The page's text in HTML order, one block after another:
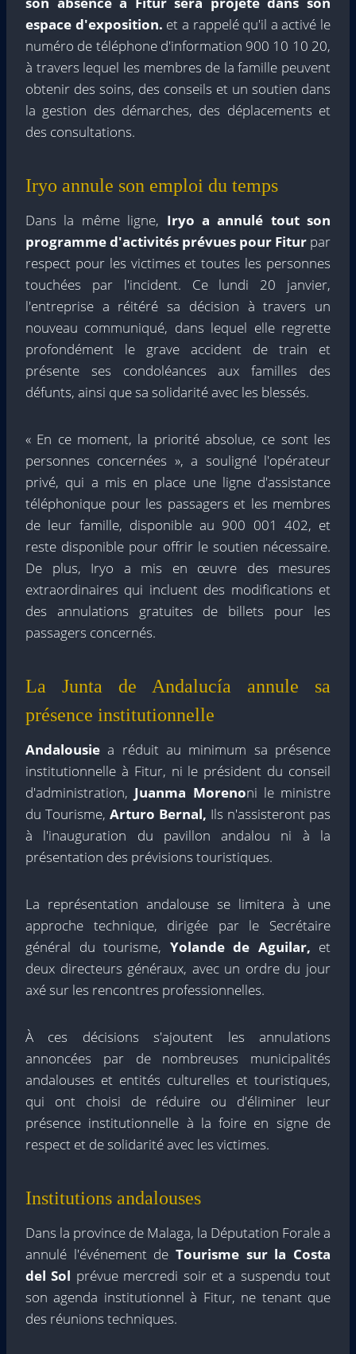
espace d'exposition. et a rappelé qu'il a activé le
numéro de téléphone d'information 900 10 10 20,
à travers lequel les membres de la famille peuvent
obtenir des soins, des conseils et un soutien dans
la gestion des démarches, des déplacements et
des consultations.
Iryo annule son emploi du temps
Dans la même ligne, Iryo a annulé tout son
programme d'activités prévues pour Fitur par
respect pour les victimes et toutes les personnes
touchées par l'incident. Ce lundi 20 janvier,
l'entreprise a réitéré sa décision à travers un
nouveau communiqué, dans lequel elle regrette
profondément le grave accident de train et
présente ses condoléances aux familles des
défunts, ainsi que sa solidarité avec les blessés.
« En ce moment, la priorité absolue, ce sont les
personnes concernées », a souligné l'opérateur
privé, qui a mis en place une ligne d'assistance
téléphonique pour les passagers et les membres
de leur famille, disponible au 900 001 402, et
reste disponible pour offrir le soutien nécessaire.
De plus, Iryo a mis en œuvre des mesures
extraordinaires qui incluent des modifications et
des annulations gratuites de billets pour les
passagers concernés.
La Junta de Andalucía annule sa
présence institutionnelle
Andalousie a réduit au minimum sa présence
institutionnelle à Fitur, ni le président du conseil
d'administration, Juanma Morenoni le ministre
du Tourisme, Arturo Bernal, Ils n'assisteront pas
à l'inauguration du pavillon andalou ni à la
présentation des prévisions touristiques.
La représentation andalouse se limitera à une
approche technique, dirigée par le Secrétaire
général du tourisme, Yolande de Aguilar, et
deux directeurs généraux, avec un ordre du jour
axé sur les rencontres professionnelles.
À ces décisions s'ajoutent les annulations
annoncées par de nombreuses municipalités
andalouses et entités culturelles et touristiques,
qui ont choisi de réduire ou d'éliminer leur
présence institutionnelle à la foire en signe de
respect et de solidarité avec les victimes.
Institutions andalouses
Dans la province de Malaga, la Députation Forale a
annulé l'événement de Tourisme sur la Costa
del Sol prévue mercredi soir et a suspendu tout
son agenda institutionnel à Fitur, ne tenant que
des réunions techniques.